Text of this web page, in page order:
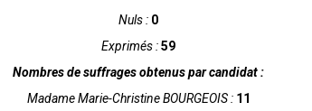
Nuls : 0
Exprimés :59
Nombres de suffrages obtenus par candidat :
Madame Marie-Christine BOURGEOIS : 11